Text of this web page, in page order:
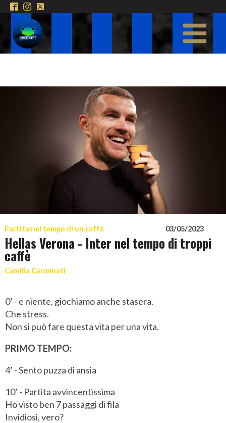
Partita nel tempo di un caffè 03/05/2023
Hellas Verona - Inter nel tempo di troppi
caffè
Camilla Carminati
0’ - e niente, giochiamo anche stasera.
Che stress.
Non si può fare questa vita per una vita.
PRIMO TEMPO:
4’ - Sento puzza di ansia
10’ - Partita avvincentissima
Ho visto ben 7 passaggi di fila
Invidiosi, vero?